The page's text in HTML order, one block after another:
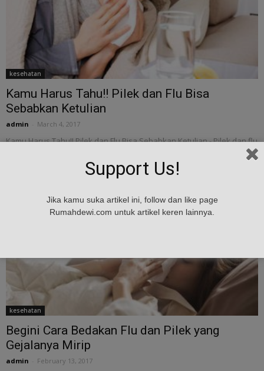
kesehatan
Kamu Harus Tahu!! Pilek dan Flu Bisa
Sebabkan Ketulian
admin March 4, 2017
Kamu Harus Tahu!! Pilek dan Flu Bisa Sebabkan Ketulian - Pilek dan flu
kondisi normal biasanya...
kesehatan
Begini Cara Bedakan Flu dan Pilek yang
Gejalanya Mirip
admin February 13, 2017
Support Us!
Jika kamu suka artikel ini, follow dan like page
Rumahdewi.com untuk artikel keren lainnya.